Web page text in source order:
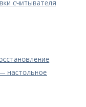
считывателя
настольное